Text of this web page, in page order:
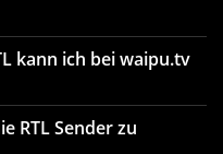
Fernsehen über das
kann ich bei waipu.tv
RTL Sender zu